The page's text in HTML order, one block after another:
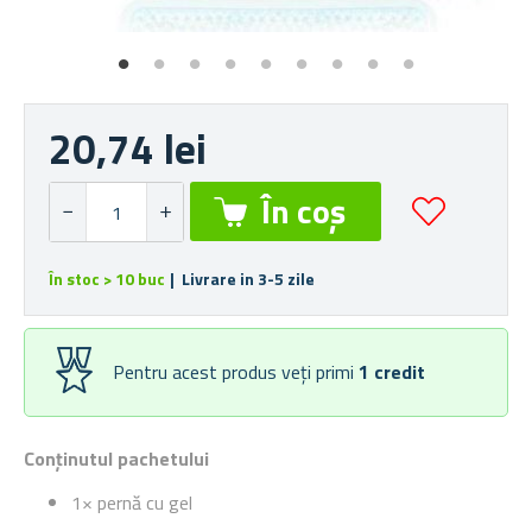
Conținutul pachetului
1× pernă cu gel
20,74 lei
În stoc > 10 buc | Livrare in 3-5 zile
Pentru acest produs veți primi 1 credit